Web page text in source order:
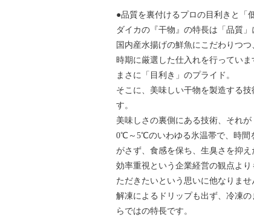
●品質を裏付けるプロの目利きと「
ダイカの『干物』の特長は「品質」
国内産水揚げの鮮魚にこだわりつ
時期に厳選した仕入れを行っていま
まさに「目利き」のプライド。
そこに、美味しい干物を製造する
す。
美味しさの裏側にある技術、それが
0℃～5℃のいわゆる氷温帯で、時間
がさず、食感を保ち、生臭さを抑え
効率重視という企業経営の観点よ
ただきたいという思いに他なりませ
解凍によるドリップも出ず、冷凍
らではの特長です。